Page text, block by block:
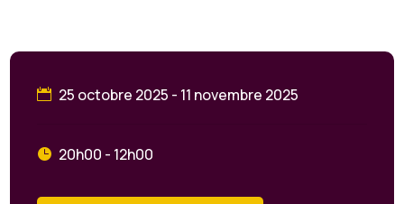
25 octobre 2025 - 11 novembre 2025
20h00 - 12h00